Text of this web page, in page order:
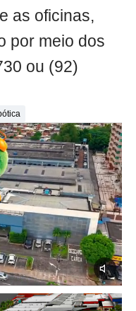
as oficinas,
por meio dos
ou (92)